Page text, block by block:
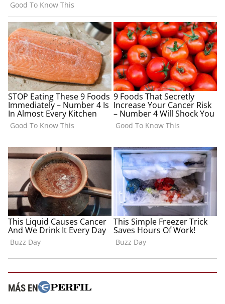
MÁS EN